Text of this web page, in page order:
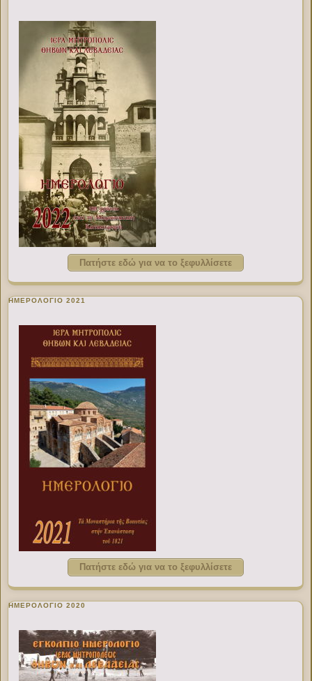
Πατήστε εδώ για να το ξεφυλλίσετε
ΗΜΕΡΟΛΟΓΙΟ 2021
Πατήστε εδώ για να το ξεφυλλίσετε
ΗΜΕΡΟΛΟΓΙΟ 2020